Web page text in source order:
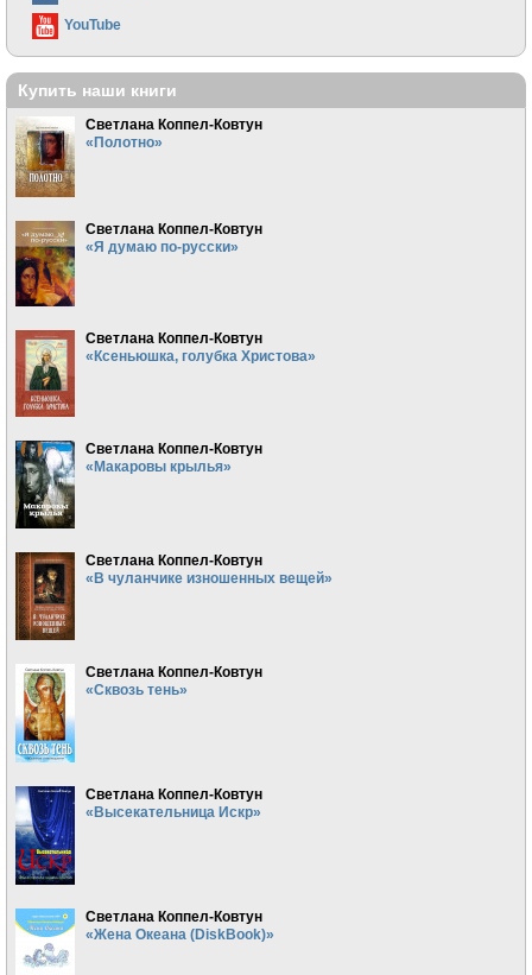
YouTube
Купить наши книги
Светлана Коппел-Ковтун
«Полотно»
Светлана Коппел-Ковтун
«Я думаю по-русски»
Светлана Коппел-Ковтун
«Ксеньюшка, голубка Христова»
Светлана Коппел-Ковтун
«Макаровы крылья»
Светлана Коппел-Ковтун
«В чуланчике изношенных вещей»
Светлана Коппел-Ковтун
«Сквозь тень»
Светлана Коппел-Ковтун
«Высекательница Искр»
Светлана Коппел-Ковтун
«Жена Океана (DiskBook)»